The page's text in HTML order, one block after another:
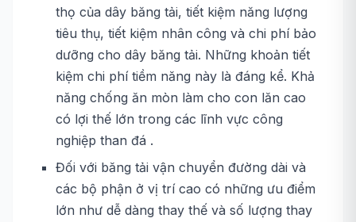
thọ của dây băng tải, tiết kiệm năng lượng
tiêu thụ, tiết kiệm nhân công và chi phí bảo
dưỡng cho dây băng tải. Những khoản tiết
kiệm chi phí tiềm năng này là đáng kể. Khả
năng chống ăn mòn làm cho con lăn cao
có lợi thế lớn trong các lĩnh vực công
nghiệp than đá .
Đối với băng tải vận chuyển đường dài và
các bộ phận ở vị trí cao có những ưu điểm
lớn như dễ dàng thay thế và số lượng thay